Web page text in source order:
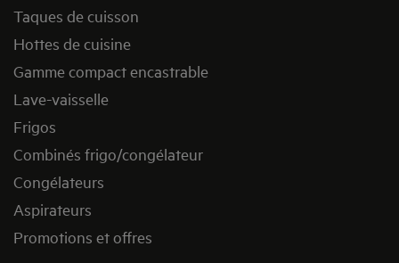
Taques de cuisson
Hottes de cuisine
Gamme compact encastrable
Lave-vaisselle
Frigos
Combinés frigo/congélateur
Congélateurs
Aspirateurs
Promotions et offres